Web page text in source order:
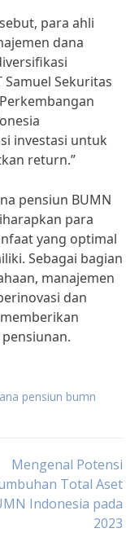
para ahli
dana
Samuel Sekuritas
investasi untuk
return.”
pensiun BUMN
para
yang optimal
Sebagai bagian
manajemen
dan
pensiun bumn
Mengenal Potensi
Total Aset
Indonesia pada
2023